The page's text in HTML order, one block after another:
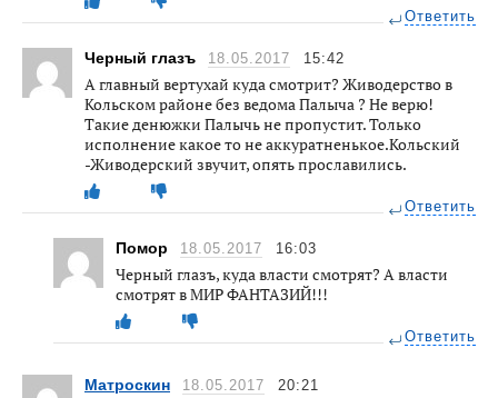
Ответить
Черный глазъ 18.05.2017 15:42
А главный вертухай куда смотрит? Живодерство в
Кольском районе без ведома Палыча ? Не верю!
Такие денюжки Палычь не пропустит. Только
исполнение какое то не аккуратненькое.Кольский
-Живодерский звучит, опять прославились.
Ответить
Помор 18.05.2017 16:03
Черный глазъ, куда власти смотрят? А власти
смотрят в МИР ФАНТАЗИЙ!!!
Ответить
Матроскин 18.05.2017 20:21